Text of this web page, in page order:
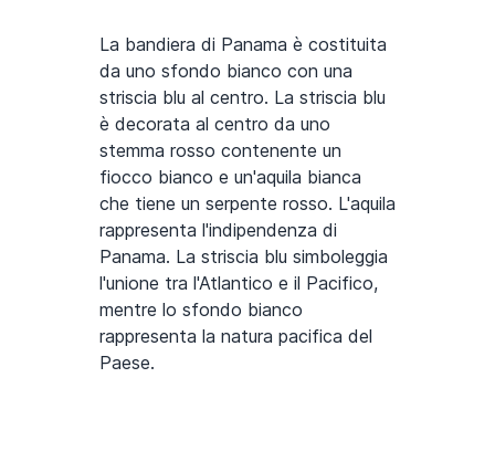
La bandiera di Panama è costituita
da uno sfondo bianco con una
striscia blu al centro. La striscia blu
è decorata al centro da uno
stemma rosso contenente un
fiocco bianco e un'aquila bianca
che tiene un serpente rosso. L'aquila
rappresenta l'indipendenza di
Panama. La striscia blu simboleggia
l'unione tra l'Atlantico e il Pacifico,
mentre lo sfondo bianco
rappresenta la natura pacifica del
Paese.